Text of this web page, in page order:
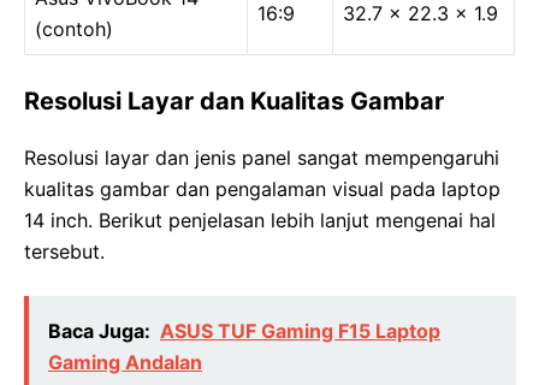
(contoh)
16:9 32.7 x 22.3 x 1.9
Resolusi Layar dan Kualitas Gambar
Resolusi layar dan jenis panel sangat mempengaruhi
kualitas gambar dan pengalaman visual pada laptop
14 inch. Berikut penjelasan lebih lanjut mengenai hal
tersebut.
Baca Juga: ASUS TUF Gaming F15 Laptop
Gaming Andalan